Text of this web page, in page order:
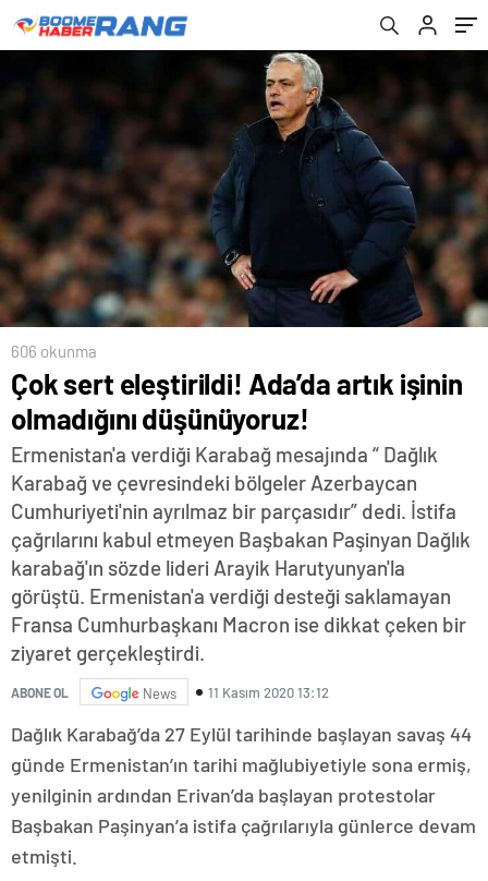
606 okunma
Çok sert eleştirildi! Ada’da artık işinin
olmadığını düşünüyoruz!
Ermenistan'a verdiği Karabağ mesajında “ Dağlık
Karabağ ve çevresindeki bölgeler Azerbaycan
Cumhuriyeti'nin ayrılmaz bir parçasıdır” dedi. İstifa
çağrılarını kabul etmeyen Başbakan Paşinyan Dağlık
karabağ'ın sözde lideri Arayik Harutyunyan'la
görüştü. Ermenistan'a verdiği desteği saklamayan
Fransa Cumhurbaşkanı Macron ise dikkat çeken bir
ziyaret gerçekleştirdi.
ABONE OL News 11 Kasım 2020 13:12
Dağlık Karabağ’da 27 Eylül tarihinde başlayan savaş 44
günde Ermenistan’ın tarihi mağlubiyetiyle sona ermiş,
yenilginin ardından Erivan’da başlayan protestolar
Başbakan Paşinyan’a istifa çağrılarıyla günlerce devam
etmişti.